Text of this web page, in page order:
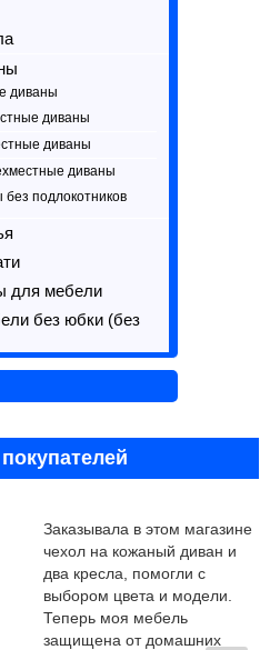
диваны
диваны
диваны
диваны
подлокотников
для мебели
без юбки (без
Заказывала в этом магазине
чехол на кожаный диван и
два кресла, помогли с
выбором цвета и модели.
Теперь моя мебель
защищена от домашних